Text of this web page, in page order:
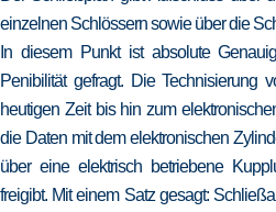
einzelnen Schlössern sowie über die
In diesem Punkt ist absolute
Penibilität gefragt. Die Technisierung
heutigen Zeit bis hin zum
die Daten mit dem elektronischen
über eine elektrisch betriebene
freigibt. Mit einem Satz gesagt: